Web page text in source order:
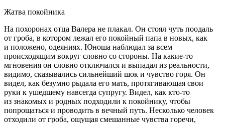
Жатва покойника
На похоронах отца Валера не плакал. Он стоял чуть поодаль
от гроба, в котором лежал его покойный папа в новых, как
и положено, одеяниях. Юноша наблюдал за всем
происходящим вокруг словно со стороны. На какие-то
мгновения он словно отключался и выпадал из реальности,
видимо, сказывались сильнейший шок и чувство горя. Он
видел, как безумно рыдала его мать, протягивающая свои
руки к ушедшему навсегда супругу. Видел, как кто-то
из знакомых и родных подходили к покойнику, чтобы
попрощаться и проводить в вечный путь. Несколько человек
отходили от гроба, ощущая смешанные чувства горечи,